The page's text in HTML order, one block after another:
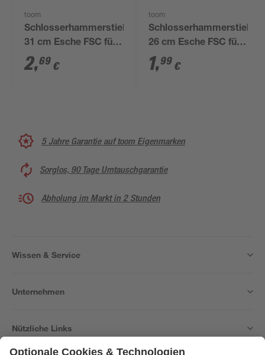
toom
Schlosserhammerstiel
31 cm Esche FSC für
bis 400 g
2,69 €
toom
Schlosserhammerstiel
26 cm Esche FSC für
bis 100 g
1,99 €
5 Jahre Garantie auf toom Eigenmarken
Sorglos, 90 Tage Umtauschgarantie
Abholung im Markt in 2 Stunden
Wissen & Service
Unternehmen
Nützliche Links